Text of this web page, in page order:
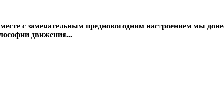
с замечательным предновогодним настроением мы
движения...